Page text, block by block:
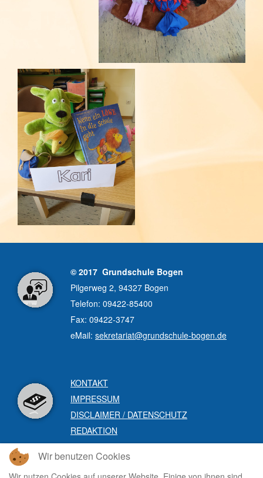
© 2017 Grundschule Bogen
Pilgerweg 2, 94327 Bogen
Telefon: 09422-85400
Fax: 09422-3747
eMail: sekretariat@grundschule-bogen.de
KONTAKT
IMPRESSUM
DISCLAIMER / DATENSCHUTZ
REDAKTION
Wir benutzen Cookies